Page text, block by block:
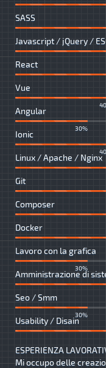
SASS
Javascript / jQuery /
React
Vue
Angular
30%
Ionic
Linux / Apache / Nginx
Git
Composer
Docker
Lavoro con la grafica
30%
Amministrazione di
Seo / Smm
30%
Usability / Disain
ESPERIENZA
Mi occupo delle